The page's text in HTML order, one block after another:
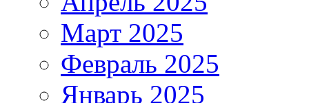
Март 2025
Февраль 2025
Январь 2025